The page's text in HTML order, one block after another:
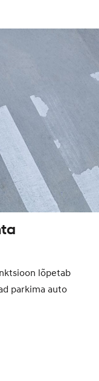
lõpetab
parkima auto